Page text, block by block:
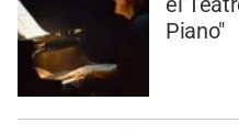
Piano"